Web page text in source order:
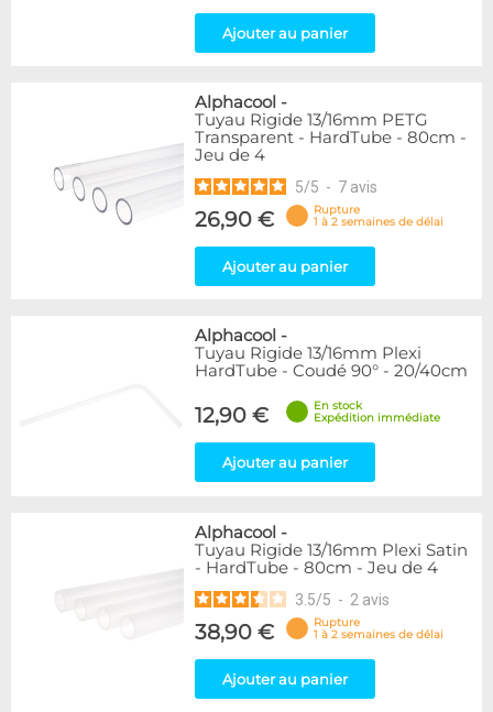
Ajouter au panier
Alphacool -
Tuyau Rigide 13/16mm PETG
Transparent - HardTube - 80cm -
Jeu de 4
5/5 - 7 avis
26,90 €
Rupture
1 à 2 semaines de délai
Ajouter au panier
Alphacool -
Tuyau Rigide 13/16mm Plexi
HardTube - Coudé 90° - 20/40cm
12,90 €
En stock
Expédition immédiate
Ajouter au panier
Alphacool -
Tuyau Rigide 13/16mm Plexi Satin
- HardTube - 80cm - Jeu de 4
3.5/5 - 2 avis
38,90 €
Rupture
1 à 2 semaines de délai
Ajouter au panier